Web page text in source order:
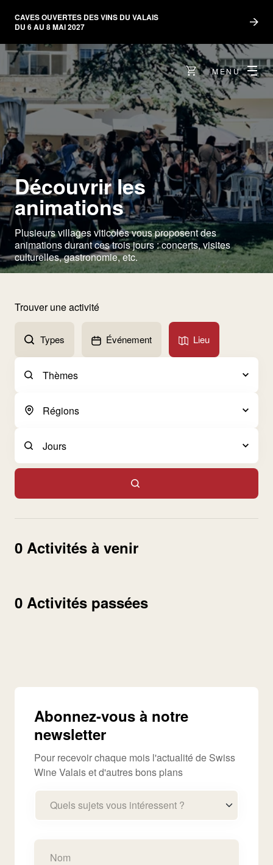
CAVES OUVERTES DES VINS DU VALAIS
DU 6 AU 8 MAI 2027
MENU
Découvrir les
animations
Plusieurs villages viticoles vous proposent des
animations durant ces trois jours : concerts, visites
culturelles, gastronomie, etc.
Trouver une activité
Types Événement Lieu
0 Activités à venir
0 Activités passées
Abonnez-vous à notre
newsletter
Pour recevoir chaque mois l'actualité de Swiss
Wine Valais et d'autres bons plans
Quels sujets vous intéressent ?